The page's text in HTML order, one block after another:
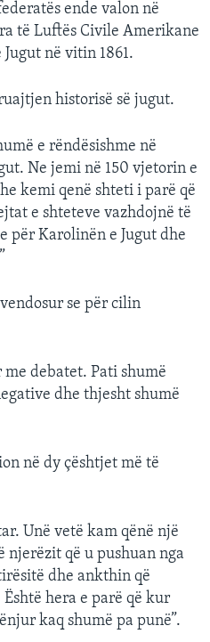
ende valon në
të Luftës Civile Amerikane
në vitin 1861.
historisë së jugut.
e rëndësishme në
Ne jemi në 150 vjetorin e
kemi qenë shteti i parë që
e shteteve vazhdojnë të
për Karolinën e Jugut dhe
se për cilin
debatet. Pati shumë
dhe thjesht shumë
në dy çështjet më të
Unë vetë kam qënë një
njerëzit që u pushuan nga
dhe ankthin që
hera e parë që kur
kaq shumë pa punë”.